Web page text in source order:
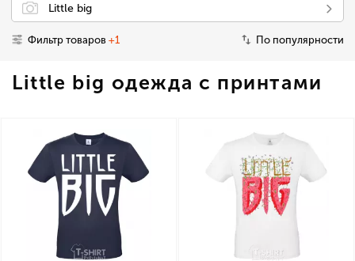
Little big
Фильтр товаров +1 По популярности
Little big одежда с принтами